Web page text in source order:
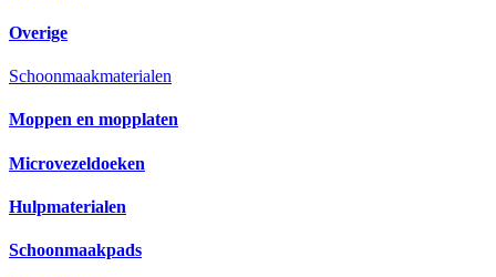
Overige
Schoonmaakmaterialen
Moppen en mopplaten
Microvezeldoeken
Hulpmaterialen
Schoonmaakpads